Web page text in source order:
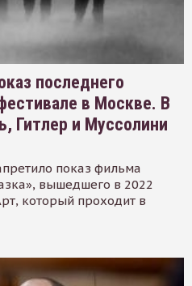
последнего
в Москве. В
Гитлер и Муссолини
показ фильма
вышедшего в 2022
который проходит в